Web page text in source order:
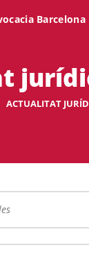
Barcelona
ACTUALITAT